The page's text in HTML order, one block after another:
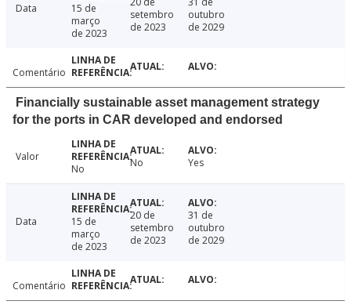
Data
15 de
março
de 2023
setembro
de 2023
outubro
de 2029
Comentário
Financially sustainable asset management strategy
for the ports in CAR developed and endorsed
Valor
No
No Yes
Data
15 de
março
de 2023
20 de
setembro
de 2023
31 de
outubro
de 2029
Comentário